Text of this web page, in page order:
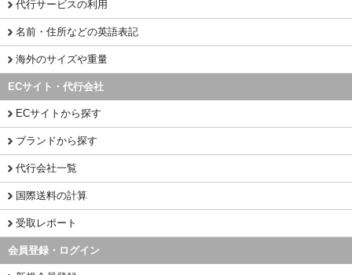
代行サービスの利用
名前・住所などの英語表記
海外のサイズや重量
ECサイト・代行会社
ECサイトから探す
ブランドから探す
代行会社一覧
国際送料の計算
受取レポート
会員登録・ログイン